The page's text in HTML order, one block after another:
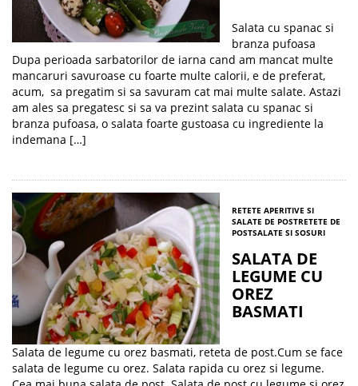
Salata cu spanac si
branza pufoasa
Dupa perioada sarbatorilor de iarna cand am mancat multe
mancaruri savuroase cu foarte multe calorii, e de preferat,
acum, sa pregatim si sa savuram cat mai multe salate. Astazi
am ales sa pregatesc si sa va prezint salata cu spanac si
branza pufoasa, o salata foarte gustoasa cu ingrediente la
indemana […]
RETETE APERITIVE SI
SALATE DE POSTRETETE DE
POSTSALATE SI SOSURI
SALATA DE
LEGUME CU
OREZ
BASMATI
Salata de legume cu orez basmati, reteta de post.Cum se face
salata de legume cu orez. Salata rapida cu orez si legume.